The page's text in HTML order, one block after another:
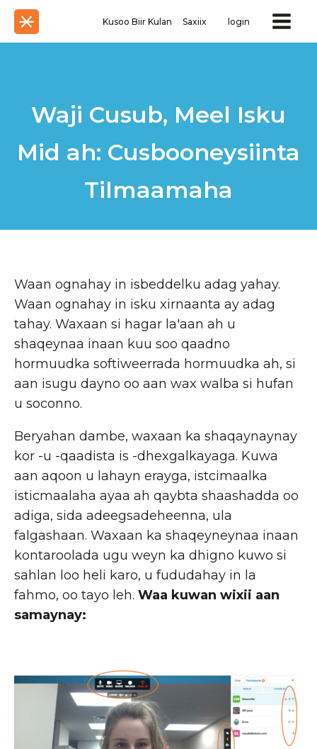
Kusoo Biir Kulan Saxiix login
Waji Cusub, Meel Isku
Mid ah: Cusbooneysiinta
Tilmaamaha
Waan ognahay in isbeddelku adag yahay.
Waan ognahay in isku xirnaanta ay adag
tahay. Waxaan si hagar la'aan ah u
shaqeynaa inaan kuu soo qaadno
hormuudka softiweerrada hormuudka ah, si
aan isugu dayno oo aan wax walba si hufan
u soconno.
Beryahan dambe, waxaan ka shaqaynaynay
kor -u -qaadista is -dhexgalkayaga. Kuwa
aan aqoon u lahayn erayga, istcimaalka
isticmaalaha ayaa ah qaybta shaashadda oo
adiga, sida adeegsadeheenna, ula
falgashaan. Waxaan ka shaqeyneynaa inaan
kontaroolada ugu weyn ka dhigno kuwo si
sahlan loo heli karo, u fududahay in la
fahmo, oo tayo leh. Waa kuwan wixii aan
samaynay: